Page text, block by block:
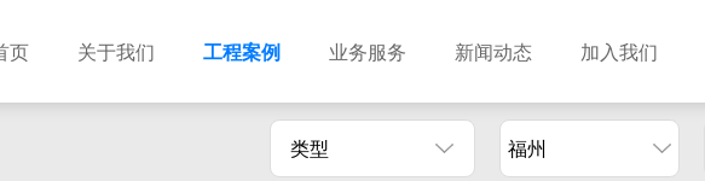
页 关于我们 工程案例 业务服务 新闻动态 加入我们
类型 福州